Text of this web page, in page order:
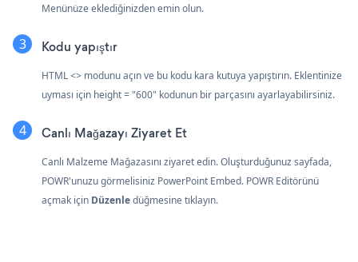
Menünüze eklediğinizden emin olun.
Kodu yapıştır
HTML <> modunu açın ve bu kodu kara kutuya yapıştırın. Eklentinize
uyması için height = "600" kodunun bir parçasını ayarlayabilirsiniz.
Canlı Mağazayı Ziyaret Et
Canlı Malzeme Mağazasını ziyaret edin. Oluşturduğunuz sayfada,
POWR'unuzu görmelisiniz PowerPoint Embed. POWR Editörünü
açmak için Düzenledüğmesine tıklayın.